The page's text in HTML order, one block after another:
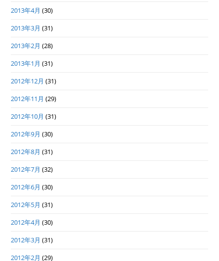
2013年4月 (30)
2013年3月 (31)
2013年2月 (28)
2013年1月 (31)
2012年12月 (31)
2012年11月 (29)
2012年10月 (31)
2012年9月 (30)
2012年8月 (31)
2012年7月 (32)
2012年6月 (30)
2012年5月 (31)
2012年4月 (30)
2012年3月 (31)
2012年2月 (29)